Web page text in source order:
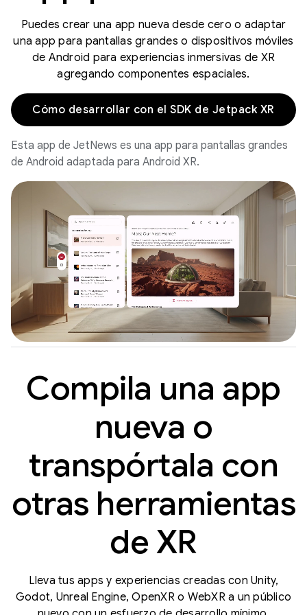
Puedes crear una app nueva desde cero o adaptar
una app para pantallas grandes o dispositivos móviles
de Android para experiencias inmersivas de XR
agregando componentes espaciales.
Cómo desarrollar con el SDK de Jetpack XR
Esta app de JetNews es una app para pantallas grandes
de Android adaptada para Android XR.
Compila una app
nueva o
transpórtala con
otras herramientas
de XR
Lleva tus apps y experiencias creadas con Unity,
Godot, Unreal Engine, OpenXR o WebXR a un público